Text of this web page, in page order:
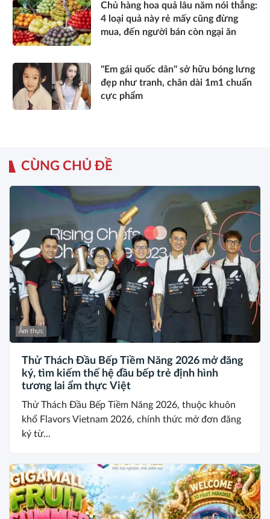
Chủ hàng hoa quả lâu năm nói thẳng:
4 loại quả này rẻ mấy cũng đừng
mua, đến người bán còn ngại ăn
"Em gái quốc dân" sở hữu bóng lưng
đẹp như tranh, chân dài 1m1 chuẩn
cực phẩm
CÙNG CHỦ ĐỀ
Ẩm thực
Thử Thách Đầu Bếp Tiềm Năng 2026 mở đăng
ký, tìm kiếm thế hệ đầu bếp trẻ định hình
tương lai ẩm thực Việt
Thử Thách Đầu Bếp Tiềm Năng 2026, thuộc khuôn
khổ Flavors Vietnam 2026, chính thức mở đơn đăng
ký từ...